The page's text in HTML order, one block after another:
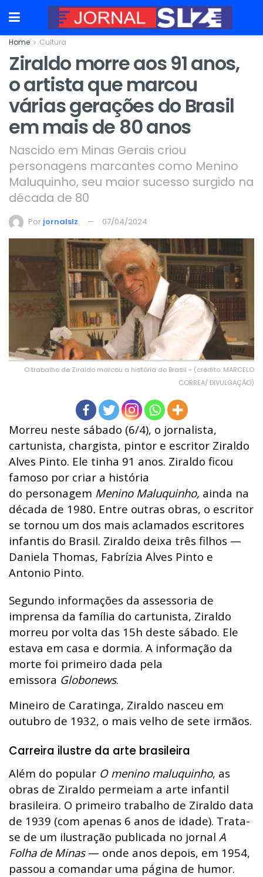
Home Cultura
Ziraldo morre aos 91 anos,
o artista que marcou
várias gerações do Brasil
em mais de 80 anos
Nascido em Minas Gerais criou
personagens marcantes como Menino
Maluquinho, seu maior sucesso surgido na
década de 80
Por jornalslz 07/04/2024
O trabalho de Ziraldo marcou a história do Brasil - (crédito: MARCELO
CORREA/ DIVULGAÇÃO)
Morreu neste sábado (6/4), o jornalista,
cartunista, chargista, pintor e escritor Ziraldo
Alves Pinto. Ele tinha 91 anos. Ziraldo ficou
famoso por criar a história
do personagem Menino Maluquinho, ainda na
década de 1980. Entre outras obras, o escritor
se tornou um dos mais aclamados escritores
infantis do Brasil. Ziraldo deixa três filhos —
Daniela Thomas, Fabrízia Alves Pinto e
Antonio Pinto.
Segundo informações da assessoria de
imprensa da família do cartunista, Ziraldo
morreu por volta das 15h deste sábado. Ele
estava em casa e dormia. A informação da
morte foi primeiro dada pela
emissora Globonews.
Mineiro de Caratinga, Ziraldo nasceu em
outubro de 1932, o mais velho de sete irmãos.
Carreira ilustre da arte brasileira
Além do popular O menino maluquinho, as
obras de Ziraldo permeiam a arte infantil
brasileira. O primeiro trabalho de Ziraldo data
de 1939 (com apenas 6 anos de idade). Trata-
se de um ilustração publicada no jornal A
Folha de Minas— onde anos depois, em 1954,
passou a comandar uma página de humor.